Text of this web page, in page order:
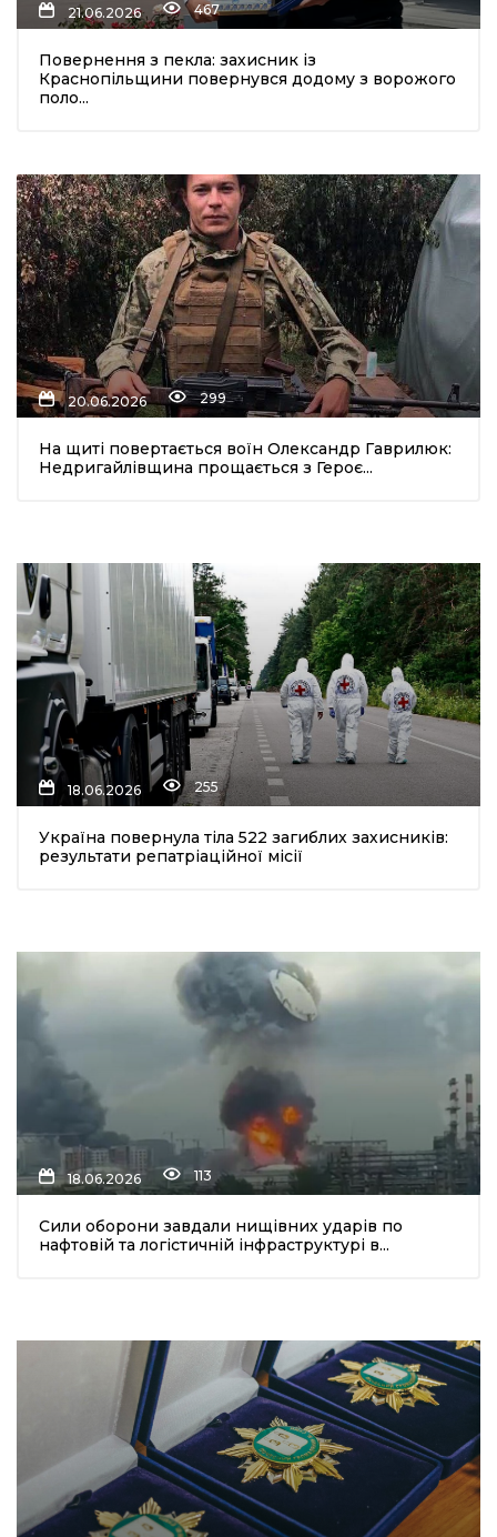
21.06.2026 467
Повернення з пекла: захисник із
Краснопільщини повернувся додому з ворожого
поло...
20.06.2026 299
На щиті повертається воїн Олександр Гаврилюк:
Недригайлівщина прощається з Героє...
18.06.2026 255
Україна повернула тіла 522 загиблих захисників:
результати репатріаційної місії
18.06.2026 113
Сили оборони завдали нищівних ударів по
нафтовій та логістичній інфраструктурі в...